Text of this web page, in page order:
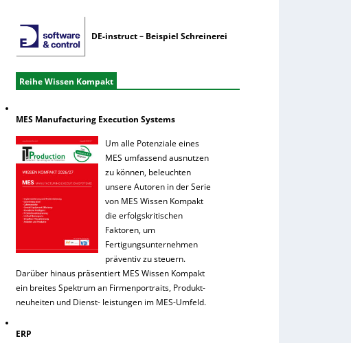
DE-instruct – Beispiel Schreinerei
Reihe Wissen Kompakt
MES Manufacturing Execution Systems
Um alle Potenziale eines
MES umfassend ausnutzen
zu können, beleuchten
unsere Autoren in der Serie
von MES Wissen Kompakt
die erfolgskritischen
Faktoren, um
Fertigungsunternehmen
präventiv zu steuern.
Darüber hinaus präsentiert MES Wissen Kompakt
ein breites Spektrum an Firmenportraits, Produkt-
neuheiten und Dienst- leistungen im MES-Umfeld.
ERP